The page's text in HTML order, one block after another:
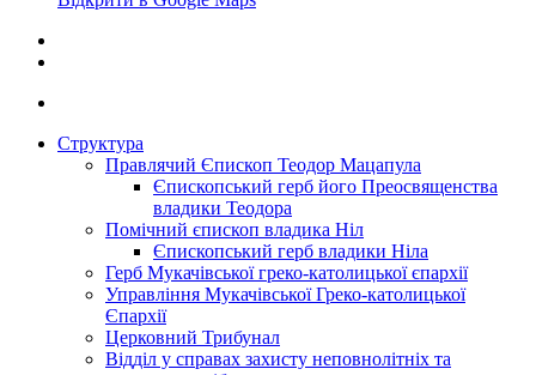
Структура
Правлячий Єпископ Теодор Мацапула
Єпископський герб його Преосвященства
владики Теодора
Помічний єпископ владика Ніл
Єпископський герб владики Ніла
Герб Мукачівської греко-католицької єпархії
Управління Мукачівської Греко-католицької
Єпархії
Церковний Трибунал
Відділ у справах захисту неповнолітніх та